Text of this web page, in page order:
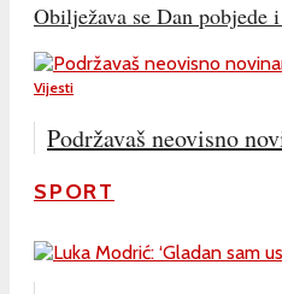
Obilježava se Dan pobjede
Vijesti
Podržavaš neovisno
SPORT